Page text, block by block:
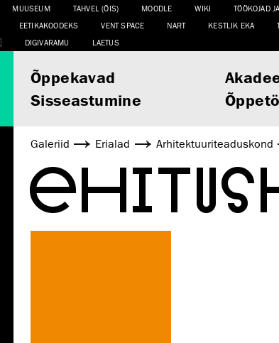
MUUSEUM TAHVEL (ÕIS) MOODLE WIKI TÖÖKOJAD
EETIKAKOODEKS VENT SPACE NART KESTLIK EKA
DIGIVARAMU LAETUS
Õppekavad
Sisseastumine
Galeriid Erialad Arhitektuuri­teaduskond